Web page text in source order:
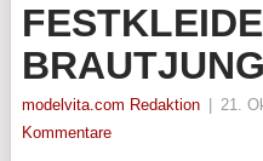
modelvita.com Redaktion 21.
Kommentare